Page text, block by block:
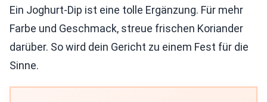
Ein Joghurt-Dip ist eine tolle Ergänzung. Für mehr
Farbe und Geschmack, streue frischen Koriander
darüber. So wird dein Gericht zu einem Fest für die
Sinne.